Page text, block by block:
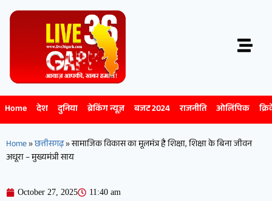
Home देश दुनिया ब्रेकिंग न्यूज़ बजट 2024 राजनीति ओलिंपिक
Home»छत्तीसगढ़»सामाजिक विकास का मूलमंत्र है शिक्षा, शिक्षा के बिना जीवन
अधूरा – मुख्यमंत्री साय
October 27, 2025 11:40 am